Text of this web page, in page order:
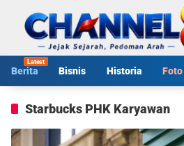
konten
Berita Bisnis Historia Foto
Starbucks PHK Karyawan